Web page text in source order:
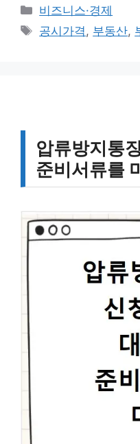
카
테
비즈니스·경제
태
공시가격, 부동산,
압류방지통
준비서류를